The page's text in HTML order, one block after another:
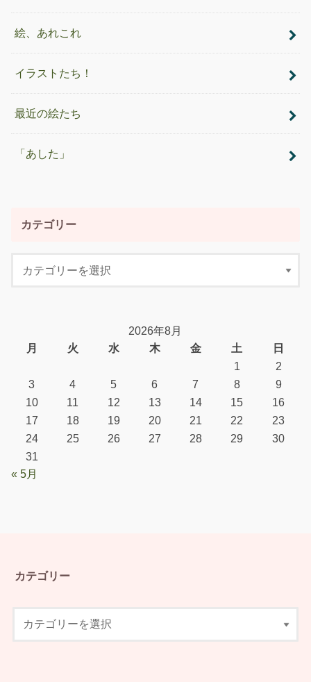
絵、あれこれ
イラストたち！
最近の絵たち
「あした」
カテゴリー
2026年8月
月
火 水 木 金 土
日
1
2
3
4 5 6 7 8
9
10
11 12 13 14 15
16
17
18 19 20 21 22
23
24
25 26 27 28 29
30
31
« 5月
カテゴリー